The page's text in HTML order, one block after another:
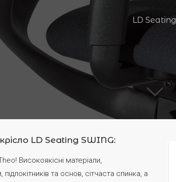
LD Seating
LD Seating SWING:
Високоякісні матеріали,
підлокітників та основ, сітчаста спинка, а